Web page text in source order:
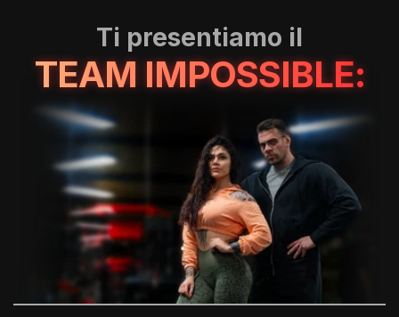
Ti presentiamo il
TEAM IMPOSSIBLE: